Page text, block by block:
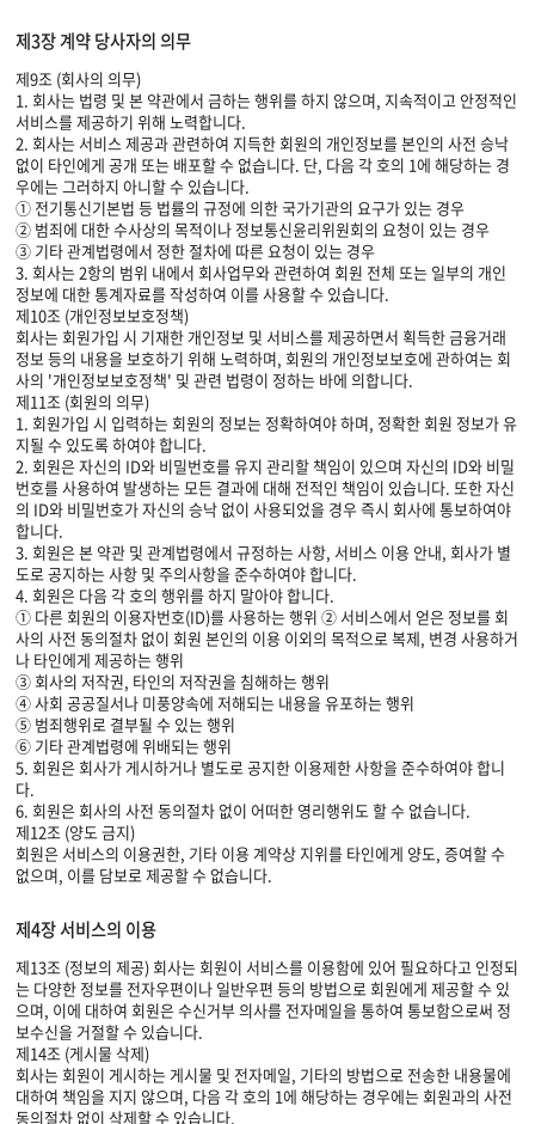
제3장 계약 당사자의 의무
제9조 (회사의 의무)
1. 회사는 법령 및 본 약관에서 금하는 행위를 하지 않으며, 지속적이고 안정적인
서비스를 제공하기 위해 노력합니다.
2. 회사는 서비스 제공과 관련하여 지득한 회원의 개인정보를 본인의 사전 승낙
없이 타인에게 공개 또는 배포할 수 없습니다. 단, 다음 각 호의 1에 해당하는 경
우에는 그러하지 아니할 수 있습니다.
① 전기통신기본법 등 법률의 규정에 의한 국가기관의 요구가 있는 경우
② 범죄에 대한 수사상의 목적이나 정보통신윤리위원회의 요청이 있는 경우
③ 기타 관계법령에서 정한 절차에 따른 요청이 있는 경우
3. 회사는 2항의 범위 내에서 회사업무와 관련하여 회원 전체 또는 일부의 개인
정보에 대한 통계자료를 작성하여 이를 사용할 수 있습니다.
제10조 (개인정보보호정책)
회사는 회원가입 시 기재한 개인정보 및 서비스를 제공하면서 획득한 금융거래
정보 등의 내용을 보호하기 위해 노력하며, 회원의 개인정보보호에 관하여는 회
사의 '개인정보보호정책' 및 관련 법령이 정하는 바에 의합니다.
제11조 (회원의 의무)
1. 회원가입 시 입력하는 회원의 정보는 정확하여야 하며, 정확한 회원 정보가 유
지될 수 있도록 하여야 합니다.
2. 회원은 자신의 ID와 비밀번호를 유지 관리할 책임이 있으며 자신의 ID와 비밀
번호를 사용하여 발생하는 모든 결과에 대해 전적인 책임이 있습니다. 또한 자신
의 ID와 비밀번호가 자신의 승낙 없이 사용되었을 경우 즉시 회사에 통보하여야
합니다.
3. 회원은 본 약관 및 관계법령에서 규정하는 사항, 서비스 이용 안내, 회사가 별
도로 공지하는 사항 및 주의사항을 준수하여야 합니다.
4. 회원은 다음 각 호의 행위를 하지 말아야 합니다.
① 다른 회원의 이용자번호(ID)를 사용하는 행위 ② 서비스에서 얻은 정보를 회
사의 사전 동의절차 없이 회원 본인의 이용 이외의 목적으로 복제, 변경 사용하거
나 타인에게 제공하는 행위
③ 회사의 저작권, 타인의 저작권을 침해하는 행위
④ 사회 공공질서나 미풍양속에 저해되는 내용을 유포하는 행위
⑤ 범죄행위로 결부될 수 있는 행위
⑥ 기타 관계법령에 위배되는 행위
5. 회원은 회사가 게시하거나 별도로 공지한 이용제한 사항을 준수하여야 합니
다.
6. 회원은 회사의 사전 동의절차 없이 어떠한 영리행위도 할 수 없습니다.
제12조 (양도 금지)
회원은 서비스의 이용권한, 기타 이용 계약상 지위를 타인에게 양도, 증여할 수
없으며, 이를 담보로 제공할 수 없습니다.
제4장 서비스의 이용
제13조 (정보의 제공) 회사는 회원이 서비스를 이용함에 있어 필요하다고 인정되
는 다양한 정보를 전자우편이나 일반우편 등의 방법으로 회원에게 제공할 수 있
으며, 이에 대하여 회원은 수신거부 의사를 전자메일을 통하여 통보함으로써 정
보수신을 거절할 수 있습니다.
제14조 (게시물 삭제)
회사는 회원이 게시하는 게시물 및 전자메일, 기타의 방법으로 전송한 내용물에
대하여 책임을 지지 않으며, 다음 각 호의 1에 해당하는 경우에는 회원과의 사전
동의절차 없이 삭제할 수 있습니다.